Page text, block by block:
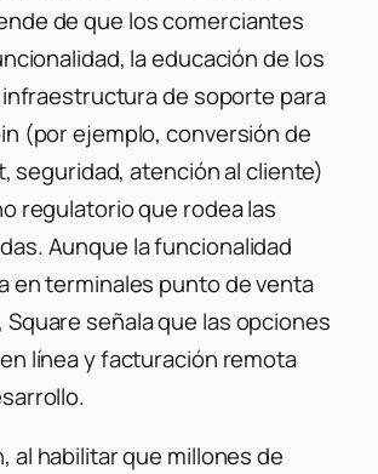
de que los comerciantes
la educación de los
de soporte para
(por ejemplo, conversión de
seguridad, atención al cliente)
regulatorio que rodea las
Aunque la funcionalidad
en terminales punto de venta
señala que las opciones
línea y facturación remota
al habilitar que millones de